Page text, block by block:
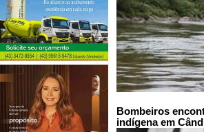
Bombeiros
indígena em